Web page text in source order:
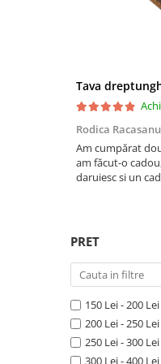
Accesorii decorative
Colectii Artistice
Colectiile Country
Colectia Sweet Dreams
Colectia Leaf Bed
Colectia Autumn Garden
Colectia Butterfly Dance
Colectia Morning Sunrise
Colectia Infinity
Colectia Morning Glory
Colectia Blue Sea
Rodica
Am cumpărat
am făcut-o
daruiesc si un
PRET
150 Lei - 200 Lei
200 Lei - 250 Lei
250 Lei - 300 Lei
300 Lei - 400 Lei